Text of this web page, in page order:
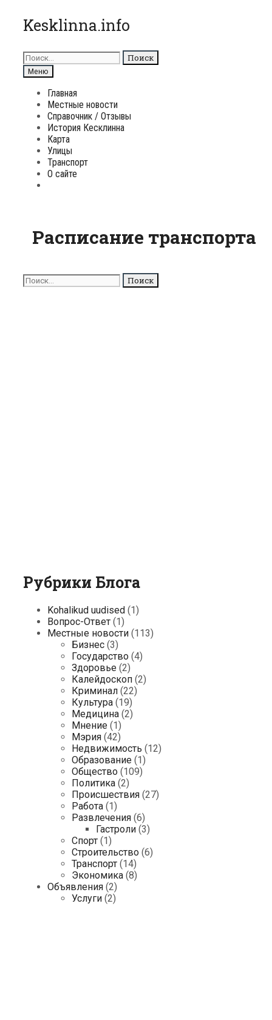
Перейти
к
Kesklinna.info
Поиск
для:
Поиск
Меню
Главная
Местные новости
Справочник / Отзывы
История Кесклинна
Карта
Улицы
Транспорт
О сайте
Расписание транспорта
Поиск
для:
Рубрики Блога
Kohalikud uudised (1)
Вопрос-Ответ (1)
Местные новости (113)
Бизнес (3)
Государство (4)
Здоровье (2)
Калейдоскоп (2)
Криминал (22)
Культура (19)
Медицина (2)
Мнение (1)
Мэрия (42)
Недвижимость (12)
Образование (1)
Общество (109)
Политика (2)
Происшествия (27)
Работа (1)
Развлечения (6)
Гастроли (3)
Спорт (1)
Строительство (6)
Транспорт (14)
Экономика (8)
Объявления (2)
Услуги (2)